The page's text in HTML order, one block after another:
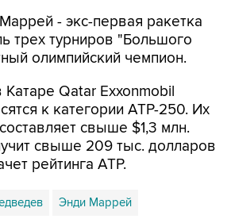
- экс-первая ракетка
трех турниров "Большого
олимпийский чемпион.
Qatar Exxonmobil
к категории АТР-250. Их
свыше $1,3 млн.
свыше 209 тыс. долларов
рейтинга АТР.
Энди Маррей